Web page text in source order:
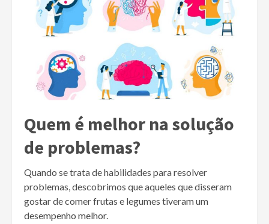
Quem é melhor na solução
de problemas?
Quando se trata de habilidades para resolver
problemas, descobrimos que aqueles que disseram
gostar de comer frutas e legumes tiveram um
desempenho melhor.